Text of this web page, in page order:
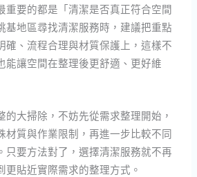
重要的都是「清潔是否真正符合空間
基地區尋找清潔服務時，建議把重點
確、流程合理與材質保護上，這樣不
能讓空間在整理後更舒適、更好維
的大掃除，不妨先從需求整理開始，
材質與作業限制，再進一步比較不同
只要方法對了，選擇清潔服務就不再
更貼近實際需求的整理方式。